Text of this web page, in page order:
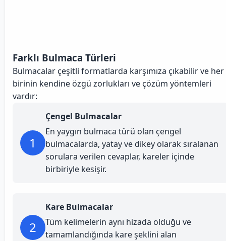
Farklı Bulmaca Türleri
Bulmacalar çeşitli formatlarda karşımıza çıkabilir ve her
birinin kendine özgü zorlukları ve çözüm yöntemleri
vardır:
1
Çengel Bulmacalar
En yaygın bulmaca türü olan çengel
bulmacalarda, yatay ve dikey olarak sıralanan
sorulara verilen cevaplar, kareler içinde
birbiriyle kesişir.
2
Kare Bulmacalar
Tüm kelimelerin aynı hizada olduğu ve
tamamlandığında kare şeklini alan